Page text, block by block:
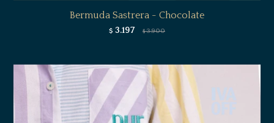
Bermuda Sastrera - Chocolate
$ 3.197 $ 3.900